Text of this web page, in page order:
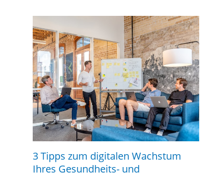
3 Tipps zum digitalen Wachstum
Ihres Gesundheits- und